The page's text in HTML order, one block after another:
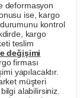
deformasyon
ise, kargo
kontrol
kargo
teslim
değişimi
firması
yapılacaktır.
müşteri
alabilirsiniz.